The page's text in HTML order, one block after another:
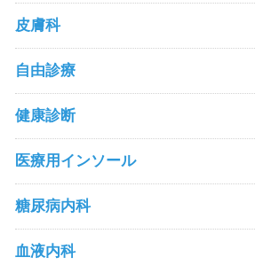
皮膚科
自由診療
健康診断
医療用インソール
糖尿病内科
血液内科